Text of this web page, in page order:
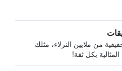
من ملايين النزلاء، مثلك
بكل ثقة!